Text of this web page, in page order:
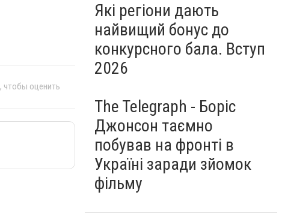
, чтобы оценить
Які регіони дають
найвищий бонус до
конкурсного бала. Вступ
2026
The Telegraph - Боріс
Джонсон таємно
побував на фронті в
Україні заради зйомок
фільму